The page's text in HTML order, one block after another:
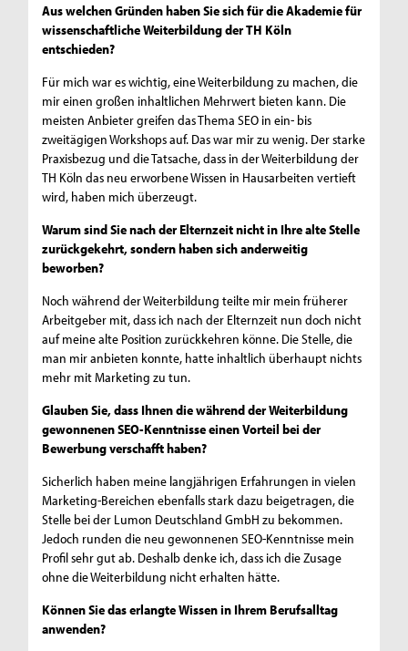
Aus welchen Gründen haben Sie sich für die Akademie für
wissenschaftliche Weiterbildung der TH Köln
entschieden?
Für mich war es wichtig, eine Weiterbildung zu machen, die
mir einen großen inhaltlichen Mehrwert bieten kann. Die
meisten Anbieter greifen das Thema SEO in ein- bis
zweitägigen Workshops auf. Das war mir zu wenig. Der starke
Praxisbezug und die Tatsache, dass in der Weiterbildung der
TH Köln das neu erworbene Wissen in Hausarbeiten vertieft
wird, haben mich überzeugt.
Warum sind Sie nach der Elternzeit nicht in Ihre alte Stelle
zurückgekehrt, sondern haben sich anderweitig
beworben?
Noch während der Weiterbildung teilte mir mein früherer
Arbeitgeber mit, dass ich nach der Elternzeit nun doch nicht
auf meine alte Position zurückkehren könne. Die Stelle, die
man mir anbieten konnte, hatte inhaltlich überhaupt nichts
mehr mit Marketing zu tun.
Glauben Sie, dass Ihnen die während der Weiterbildung
gewonnenen SEO-Kenntnisse einen Vorteil bei der
Bewerbung verschafft haben?
Sicherlich haben meine langjährigen Erfahrungen in vielen
Marketing-Bereichen ebenfalls stark dazu beigetragen, die
Stelle bei der Lumon Deutschland GmbH zu bekommen.
Jedoch runden die neu gewonnenen SEO-Kenntnisse mein
Profil sehr gut ab. Deshalb denke ich, dass ich die Zusage
ohne die Weiterbildung nicht erhalten hätte.
Können Sie das erlangte Wissen in Ihrem Berufsalltag
anwenden?